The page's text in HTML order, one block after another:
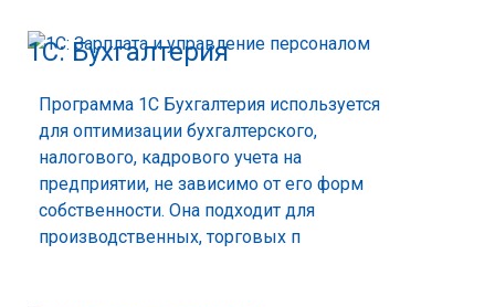
1С: Бухгалтерия
Программа 1C Бухгалтерия используется
для оптимизации бухгалтерского,
налогового, кадрового учета на
предприятии, не зависимо от его форм
собственности. Она подходит для
производственных, торговых п